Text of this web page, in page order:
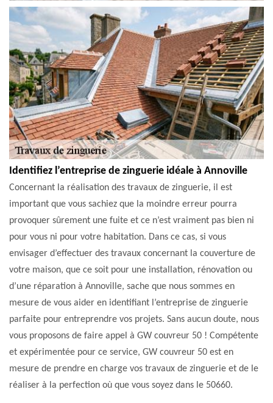
Identifiez l’entreprise de zinguerie idéale à Annoville
Concernant la réalisation des travaux de zinguerie, il est
important que vous sachiez que la moindre erreur pourra
provoquer sûrement une fuite et ce n’est vraiment pas bien ni
pour vous ni pour votre habitation. Dans ce cas, si vous
envisager d’effectuer des travaux concernant la couverture de
votre maison, que ce soit pour une installation, rénovation ou
d’une réparation à Annoville, sache que nous sommes en
mesure de vous aider en identifiant l’entreprise de zinguerie
parfaite pour entreprendre vos projets. Sans aucun doute, nous
vous proposons de faire appel à GW couvreur 50 ! Compétente
et expérimentée pour ce service, GW couvreur 50 est en
mesure de prendre en charge vos travaux de zinguerie et de le
réaliser à la perfection où que vous soyez dans le 50660.